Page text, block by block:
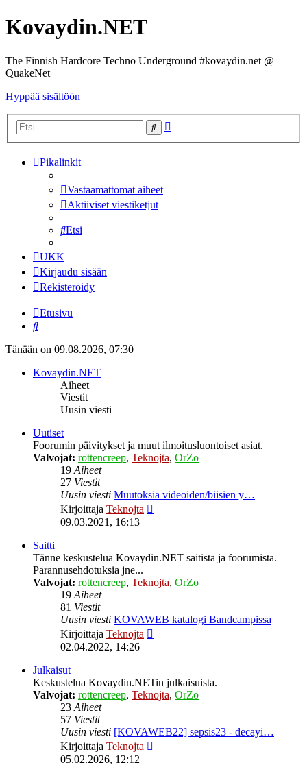
Kovaydin.NET
The Finnish Hardcore Techno Underground #kovaydin.net @
QuakeNet
Hyppää sisältöön
Etsi
Pikalinkit
Vastaamattomat aiheet
Aktiiviset viestiketjut
Etsi
UKK
Kirjaudu sisään
Rekisteröidy
Etusivu
Etsi
Tänään on 09.08.2026, 07:30
Kovaydin.NET
Aiheet
Viestit
Uusin viesti
Uutiset
Foorumin päivitykset ja muut ilmoitusluontoiset asiat.
Valvojat: rottencreep, Teknojta, OrZo
19Aiheet
27 Viestit
Uusin viesti Muutoksia videoiden/biisien y…
Kirjoittaja Teknojta
09.03.2021, 16:13
Saitti
Tänne keskustelua Kovaydin.NET saitista ja foorumista.
Parannusehdotuksia jne...
Valvojat: rottencreep, Teknojta, OrZo
19Aiheet
81 Viestit
Uusin viesti KOVAWEB katalogi Bandcampissa
Kirjoittaja Teknojta
02.04.2022, 14:26
Julkaisut
Keskustelua Kovaydin.NETin julkaisuista.
Valvojat: rottencreep, Teknojta, OrZo
23Aiheet
57 Viestit
Uusin viesti [KOVAWEB22] sepsis23 - decayi…
Kirjoittaja Teknojta
05.02.2026, 12:12